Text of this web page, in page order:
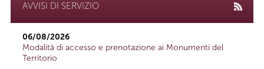
AVVISI DI SERVIZIO
06/08/2026
Modalità di accesso e prenotazione ai Monumenti del
Territorio